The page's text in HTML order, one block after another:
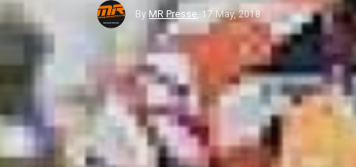
By MR Presse 17 May, 2018